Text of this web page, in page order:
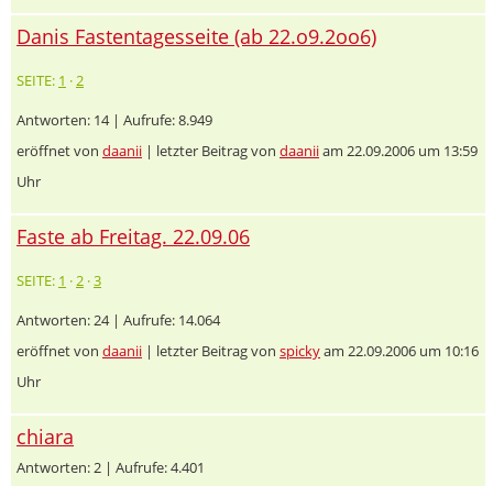
Danis Fastentagesseite (ab 22.o9.2oo6)
SEITE: 1 ·2
Antworten: 14 | Aufrufe: 8.949
eröffnet von daanii | letzter Beitrag von daaniiam 22.09.2006 um 13:59
Uhr
Faste ab Freitag. 22.09.06
SEITE: 1 ·2 ·3
Antworten: 24 | Aufrufe: 14.064
eröffnet von daanii | letzter Beitrag von spickyam 22.09.2006 um 10:16
Uhr
chiara
Antworten: 2 | Aufrufe: 4.401